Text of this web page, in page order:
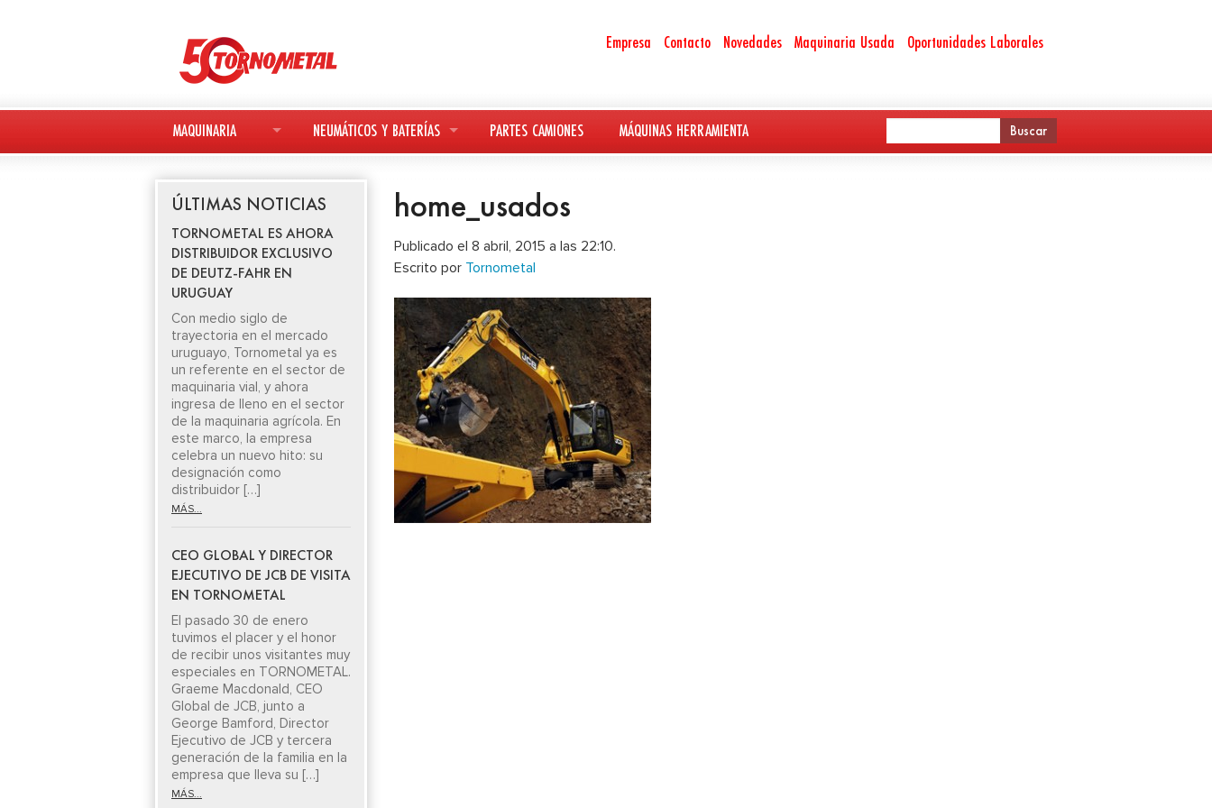
Empresa Contacto Novedades Maquinaria Usada Oportunidades Laborales
MAQUINARIA
MAQUINARIA NUEVA
MAQUINARIA USADA
DEUTZ-FAHR
AVANT
KESLA
NEUMÁTICOS Y BATERÍAS
NEUMÁTICOS
BATERÍAS
PARTES CAMIONES MÁQUINAS HERRAMIENTA
home_usados
Publicado el 8 abril, 2015 a las 22:10.
Escrito por Tornometal
ÚLTIMAS NOTICIAS
TORNOMETAL ES AHORA
DISTRIBUIDOR EXCLUSIVO
DE DEUTZ-FAHR EN
URUGUAY
Con medio siglo de
trayectoria en el mercado
uruguayo, Tornometal ya es
un referente en el sector de
maquinaria vial, y ahora
ingresa de lleno en el sector
de la maquinaria agrícola. En
este marco, la empresa
celebra un nuevo hito: su
designación como
distribuidor […]
MÁS...
CEO GLOBAL Y DIRECTOR
EJECUTIVO DE JCB DE VISITA
EN TORNOMETAL
El pasado 30 de enero
tuvimos el placer y el honor
de recibir unos visitantes muy
especiales en TORNOMETAL.
Graeme Macdonald, CEO
Global de JCB, junto a
George Bamford, Director
Ejecutivo de JCB y tercera
generación de la familia en la
empresa que lleva su […]
MÁS...